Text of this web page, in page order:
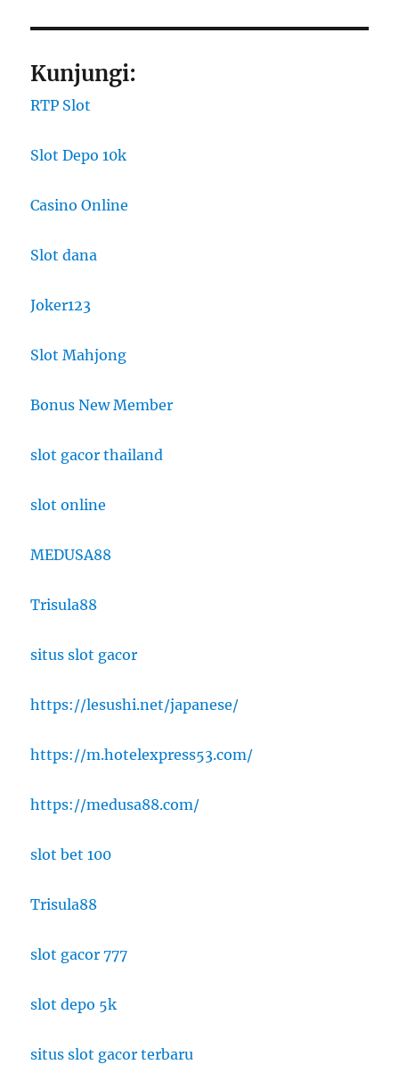
Kunjungi:
RTP Slot
Slot Depo 10k
Casino Online
Slot dana
Joker123
Slot Mahjong
Bonus New Member
slot gacor thailand
slot online
MEDUSA88
Trisula88
situs slot gacor
https://lesushi.net/japanese/
https://m.hotelexpress53.com/
https://medusa88.com/
slot bet 100
Trisula88
slot gacor 777
slot depo 5k
situs slot gacor terbaru